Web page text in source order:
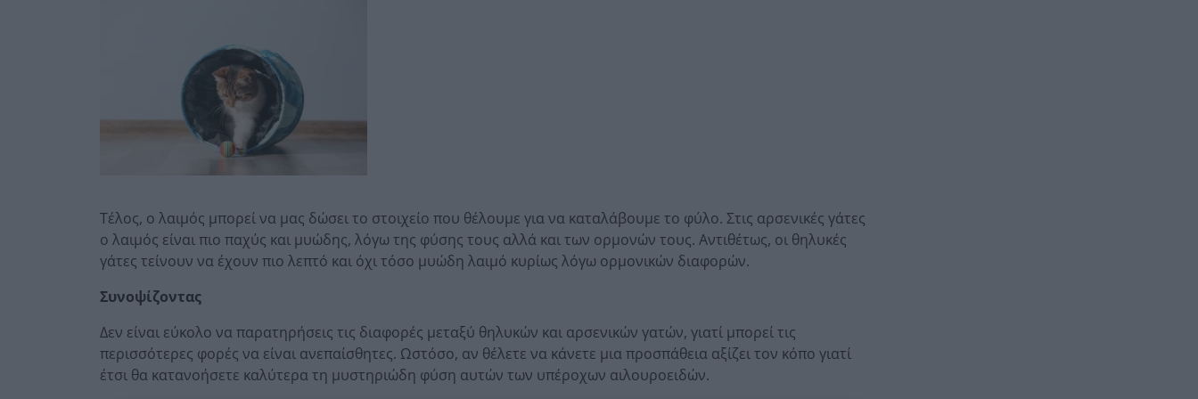
Τέλος, ο λαιμός μπορεί να μας δώσει το στοιχείο που θέλουμε για να καταλάβουμε το φύλο. Στις αρσενικές γάτες
ο λαιμός είναι πιο παχύς και μυώδης, λόγω της φύσης τους αλλά και των ορμονών τους. Αντιθέτως, οι θηλυκές
γάτες τείνουν να έχουν πιο λεπτό και όχι τόσο μυώδη λαιμό κυρίως λόγω ορμονικών διαφορών.
Συνοψίζοντας
Δεν είναι εύκολο να παρατηρήσεις τις διαφορές μεταξύ θηλυκών και αρσενικών γατών, γιατί μπορεί τις
περισσότερες φορές να είναι ανεπαίσθητες. Ωστόσο, αν θέλετε να κάνετε μια προσπάθεια αξίζει τον κόπο γιατί
έτσι θα κατανοήσετε καλύτερα τη μυστηριώδη φύση αυτών των υπέροχων αιλουροειδών.